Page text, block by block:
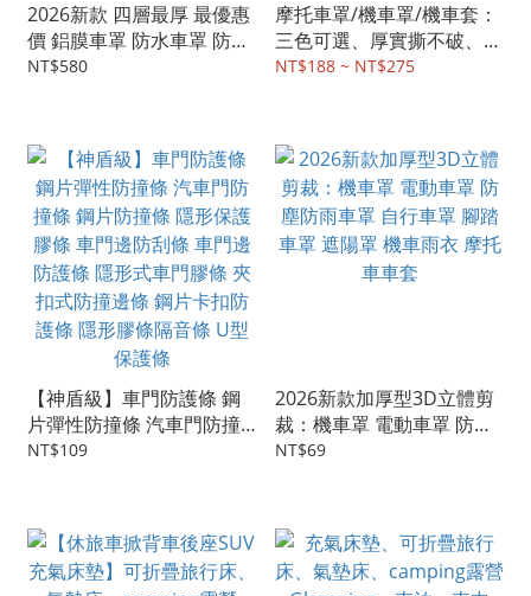
2026新款 四層最厚 最優惠
價 鋁膜車罩 防水車罩 防刮
車罩 防曬車罩 反光車罩 汽
再送一件
NT$580
摩托車罩/機車罩/機車套：
三色可選、厚實撕不破、外
層鋁批衣隔熱效果好、有機
NT$188 ~ NT$275
【神盾級】車門防護條 鋼
片彈性防撞條 汽車門防撞
條 鋼片防撞條 隱形保護膠
式防撞邊條 鋼片卡扣防護
條 隱形膠條隔音條 U型保
護條
NT$109
2026新款加厚型3D立體剪
裁：機車罩 電動車罩 防塵
防雨車罩 自行車罩 腳踏車
NT$69